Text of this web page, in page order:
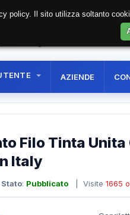
AZIENDE
Filo Tinta
Italy
Stato: Pubblicato | Visite 1665
policy. Il sito utilizza soltanto